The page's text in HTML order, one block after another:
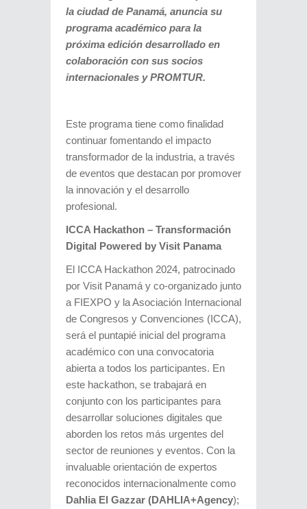
la ciudad de Panamá, anuncia su
programa académico para la
próxima edición desarrollado en
colaboración con sus socios
internacionales y PROMTUR.
Este programa tiene como finalidad
continuar fomentando el impacto
transformador de la industria, a través
de eventos que destacan por promover
la innovación y el desarrollo
profesional.
ICCA Hackathon – Transformación
Digital Powered by Visit Panama
El ICCA Hackathon 2024, patrocinado
por Visit Panamá y co-organizado junto
a FIEXPO y la Asociación Internacional
de Congresos y Convenciones (ICCA),
será el puntapié inicial del programa
académico con una convocatoria
abierta a todos los participantes. En
este hackathon, se trabajará en
conjunto con los participantes para
desarrollar soluciones digitales que
aborden los retos más urgentes del
sector de reuniones y eventos. Con la
invaluable orientación de expertos
reconocidos internacionalmente como
Dahlia El Gazzar (DAHLIA+Agency);